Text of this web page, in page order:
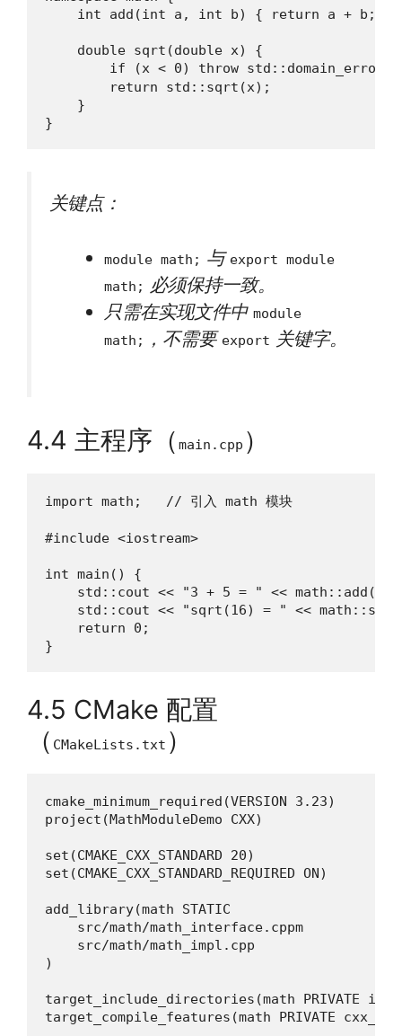
    int add(int a, int b) { return a + b; }
    double sqrt(double x) {
if (x < 0) throw std::domain_error("
        return std::sqrt(x);
    }
}
关键点：
module math; 与 export module
math;
必须保持一致。
只需在实现文件中module
math;
，不需要 export 关键字。
4.4 主程序（ main.cpp ）
import math;   // 引入 math 模块
#include <iostream>
int main() {
std::cout << "3 + 5 = " <<
std::cout << "sqrt(16) = " <<
    return 0;
}
4.5 CMake 配置
（ CMakeLists.txt ）
cmake_minimum_required(VERSION 3.23)
project(MathModuleDemo CXX)
set(CMAKE_CXX_STANDARD 20)
set(CMAKE_CXX_STANDARD_REQUIRED ON)
add_library(math STATIC
    src/math/math_interface.cppm
    src/math/math_impl.cpp
)
target_include_directories(math PRIVATE
target_compile_features(math PRIVATE